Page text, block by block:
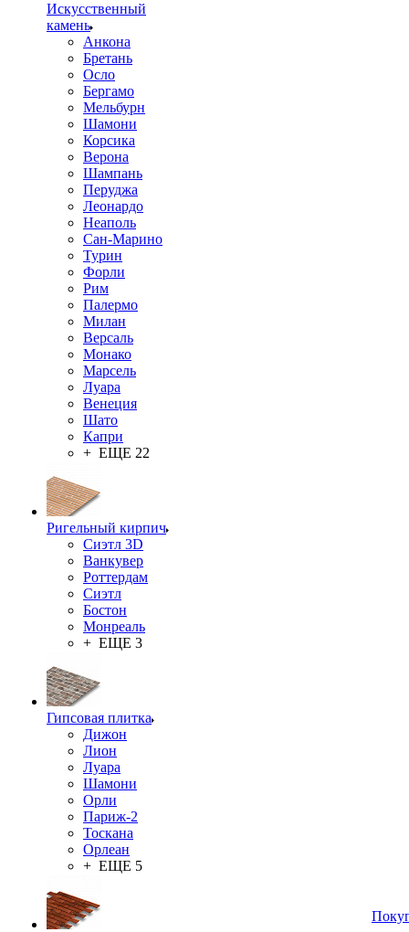
Искусственный
камень
Анкона
Бретань
Осло
Бергамо
Мельбурн
Шамони
Корсика
Верона
Шампань
Перуджа
Леонардо
Неаполь
Сан-Марино
Турин
Форли
Рим
Палермо
Милан
Версаль
Монако
Марсель
Луара
Венеция
Шато
Капри
+ ЕЩЕ 22
Ригельный кирпич
Сиэтл 3D
Ванкувер
Роттердам
Сиэтл
Бостон
Монреаль
+ ЕЩЕ 3
Гипсовая плитка
Дижон
Лион
Луара
Шамони
Орли
Париж-2
Тоскана
Орлеан
+ ЕЩЕ 5